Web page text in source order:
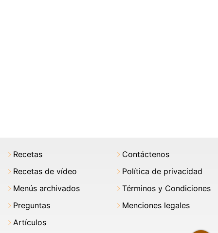
Recetas
Recetas de vídeo
Menús archivados
Preguntas
Artículos
Contáctenos
Política de privacidad
Términos y Condiciones
Menciones legales